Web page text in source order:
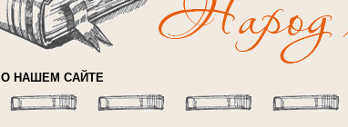
О НАШЕМ САЙТЕ